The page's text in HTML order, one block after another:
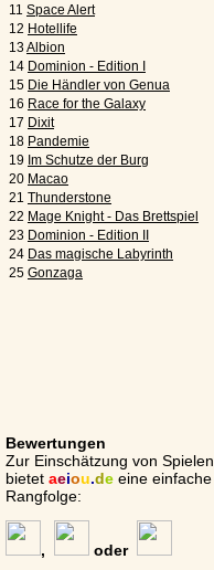
11 Space Alert
12 Hotellife
13Albion
14 Dominion - Edition I
15 Die Händler von Genua
16 Race for the Galaxy
17 Dixit
18 Pandemie
19 Im Schutze der Burg
20 Macao
21 Thunderstone
22 Mage Knight - Das Brettspiel
23 Dominion - Edition II
24 Das magische Labyrinth
25 Gonzaga
Bewertungen
Zur Einschätzung von Spielen,
bietet aeiou.de eine einfache
Rangfolge:
,
oder